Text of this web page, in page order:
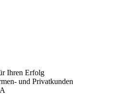
Ihren Erfolg
und Privatkunden